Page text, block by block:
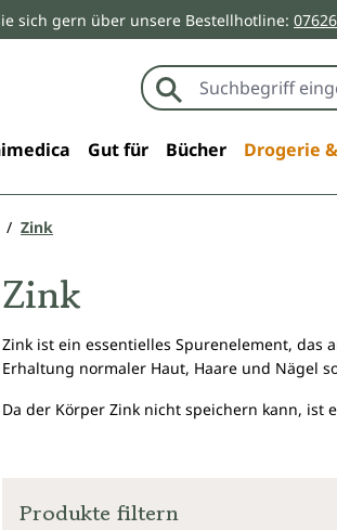
sich gern über unsere Bestellhotline:
Gut für Bücher Drogerie
Zink
Zink
Zink ist ein essentielles Spurenelement, das
Erhaltung normaler Haut, Haare und Nägel
Da der Körper Zink nicht speichern kann, ist
Produkte filtern